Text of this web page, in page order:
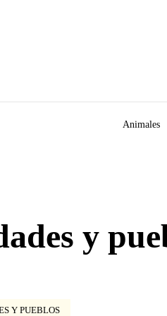
Animales
y
Y PUEBLOS